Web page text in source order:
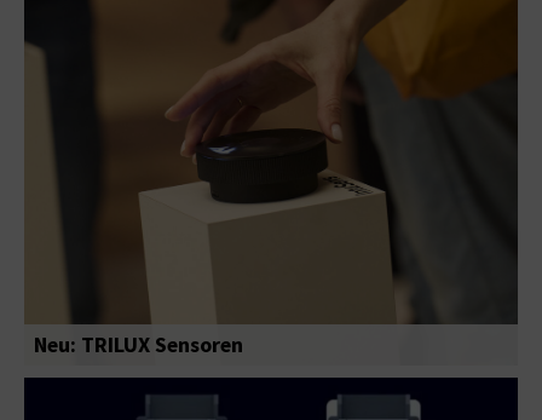
Neu: TRILUX Sensoren